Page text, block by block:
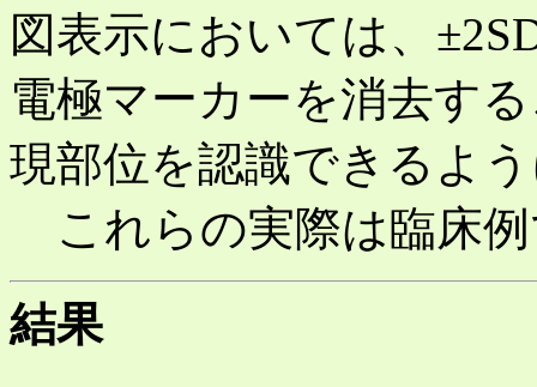
図表示においては、
電極マーカーを消去す
現部位を認識できるよ
これらの実際は臨床
結果